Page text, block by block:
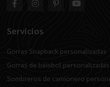
Servicios
Gorras Snapback personalizadas
Gorras de béisbol personalizadas
Sombreros de camionero